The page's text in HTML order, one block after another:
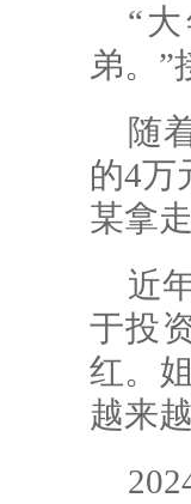
“
弟。”
随
的4万
某拿
近
于投
红。
越来